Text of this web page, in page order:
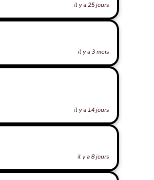
il y a 25 jours
il y a 3 mois
il y a 14 jours
il y a 8 jours